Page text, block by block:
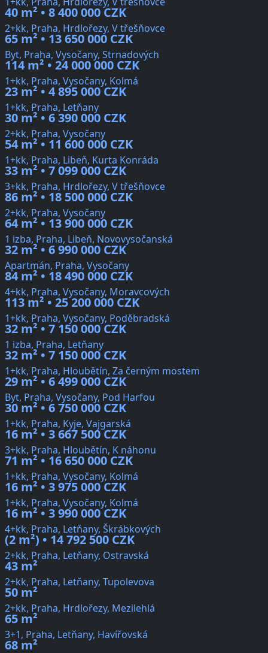
40 m² • 8 400 000 CZK
2+kk, Praha, Hrdlořezy, V třešňovce
65 m² • 13 650 000 CZK
Byt, Praha, Vysočany, Strnadových
114 m² • 24 000 000 CZK
1+kk, Praha, Vysočany, Kolmá
23 m² • 4 895 000 CZK
1+kk, Praha, Letňany
30 m² • 6 390 000 CZK
2+kk, Praha, Vysočany
54 m² • 11 600 000 CZK
1+kk, Praha, Libeň, Kurta Konráda
33 m² • 7 099 000 CZK
3+kk, Praha, Hrdlořezy, V třešňovce
86 m² • 18 500 000 CZK
2+kk, Praha, Vysočany
64 m² • 13 900 000 CZK
1 izba, Praha, Libeň, Novovysočanská
32 m² • 6 990 000 CZK
Apartmán, Praha, Vysočany
84 m² • 18 490 000 CZK
4+kk, Praha, Vysočany, Moravcových
113 m² • 25 200 000 CZK
1+kk, Praha, Vysočany, Poděbradská
32 m² • 7 150 000 CZK
1 izba, Praha, Letňany
32 m² • 7 150 000 CZK
1+kk, Praha, Hloubětín, Za černým mostem
29 m² • 6 499 000 CZK
Byt, Praha, Vysočany, Pod Harfou
30 m² • 6 750 000 CZK
1+kk, Praha, Kyje, Vajgarská
16 m² • 3 667 500 CZK
3+kk, Praha, Hloubětín, K náhonu
71 m² • 16 650 000 CZK
1+kk, Praha, Vysočany, Kolmá
16 m² • 3 975 000 CZK
1+kk, Praha, Vysočany, Kolmá
16 m² • 3 990 000 CZK
4+kk, Praha, Letňany, Škrábkových
(2 m²) • 14 792 500 CZK
2+kk, Praha, Letňany, Ostravská
43 m²
2+kk, Praha, Letňany, Tupolevova
50 m²
2+kk, Praha, Hrdlořezy, Mezilehlá
65 m²
3+1, Praha, Letňany, Havířovská
68 m²